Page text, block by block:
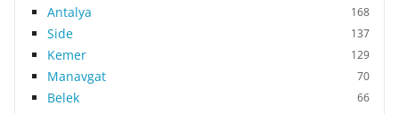
Antalya 168
Side 137
Kemer 129
Manavgat 70
Belek 66